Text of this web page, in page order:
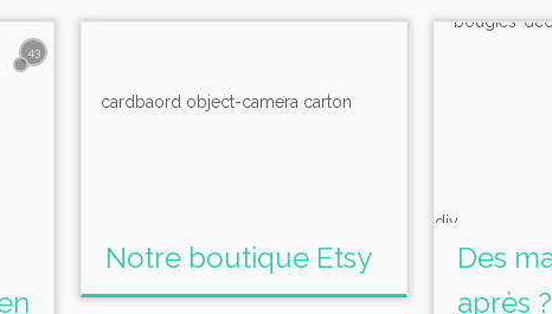
43
Notre boutique Etsy
Des
après ?